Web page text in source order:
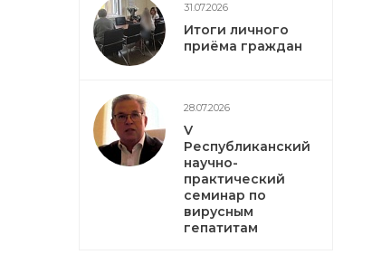
31.07.2026
Итоги личного
приёма граждан
28.07.2026
V
Республиканский
научно-
практический
семинар по
вирусным
гепатитам